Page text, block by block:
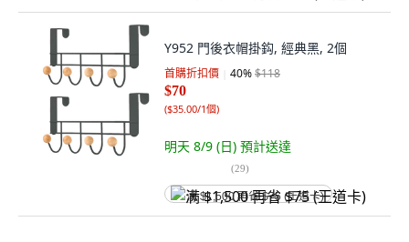
Y952 門後衣帽掛鈎, 經典黑, 2個
首購折扣價 40%$118
$70
($35.00/1個)
明天 8/9 (日) 預計送達
(29)
满 $1,500 再省 $75 (王道卡)